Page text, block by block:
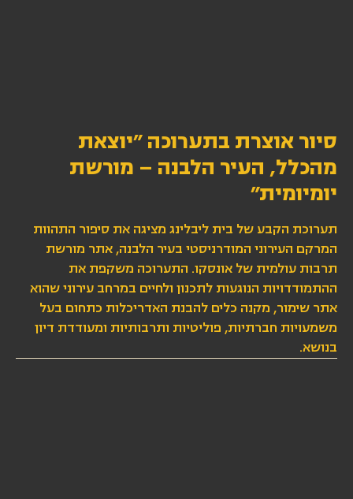
סיור אוצרת בתערוכה ״יוצאת
מהכלל, העיר הלבנה – מורשת
יומיומית״
תערוכת הקבע של בית ליבלינג מציגה את סיפור התהוות
המרקם העירוני המודרניסטי בעיר הלבנה, אתר מורשת
תרבות עולמית של אונסקו. התערוכה משקפת את
ההתמודדויות הנוגעות לתכנון ולחיים במרחב עירוני שהוא
אתר שימור, מקנה כלים להבנת האדריכלות כתחום בעל
משמעויות חברתיות, פוליטיות ותרבותיות ומעודדת דיון
בנושא.